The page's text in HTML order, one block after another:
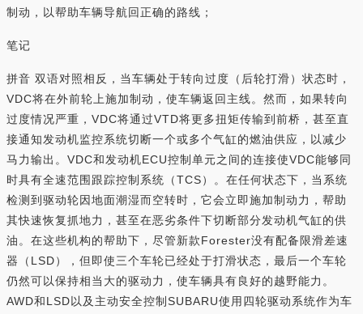
制动，以帮助车辆导航回正确的路线；
笔记
拼音 双语对照相反，当车辆处于转向过度（后轮打滑）状态时，
VDC将在外前轮上施加制动，使车辆返回主线。然而，如果转向
过度情况严重，VDC将通过VTD将更多扭矩传输到前桥，甚至直
接通知发动机监控系统切断一个或多个气缸的燃油供应，以减少
马力输出。VDC和发动机ECU控制单元之间的连接使VDC能够同
时具有全速范围跟踪控制系统（TCS）。在任何状态下，当系统
检测到驱动轮因地面潮湿而空转时，它会立即施加制动力，帮助
其快速恢复抓地力，甚至在恶劣条件下切断部分发动机气缸的供
油。在这些机构的帮助下，尽管新款Forester没有配备限滑差速
器（LSD），但即使三个车轮已经处于打滑状态，最后一个车轮
仍然可以保持相当大的驱动力，使车辆具有良好的越野能力。
AWD和LSD以及主动安全控制SUBARU使用四轮驱动系统作为车